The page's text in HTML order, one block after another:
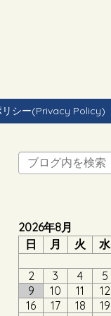
リシー(Privacy Policy)
2026年8月
日
月 火 水
2
3 4 5
9
10 11 12
16
17 18 19